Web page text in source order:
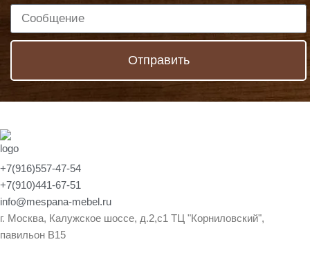
Отправить
+7(916)557-47-54
+7(910)441-67-51
info@mespana-mebel.ru
г. Москва, Калужское шоссе, д.2,с1 ТЦ "Корниловский",
павильон В15